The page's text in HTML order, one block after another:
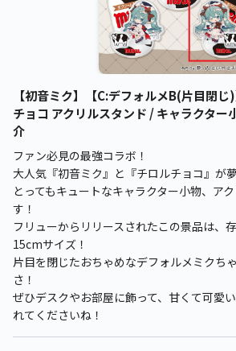
【初音ミク】【C:デフォルメB(片目閉
チョコ アクリルスタンド / キャラクター
介
ファン必見の最強コラボ！
大人気『初音ミク』と『チロルチョコ』が
とってもキュートなキャラクター小物、ア
す！
フリューからリリースされたこの景品は、
15cmサイズ！
片目を閉じたおちゃめなデフォルメミクち
さ！
ぜひデスクやお部屋に飾って、甘くて可愛
れてくださいね！